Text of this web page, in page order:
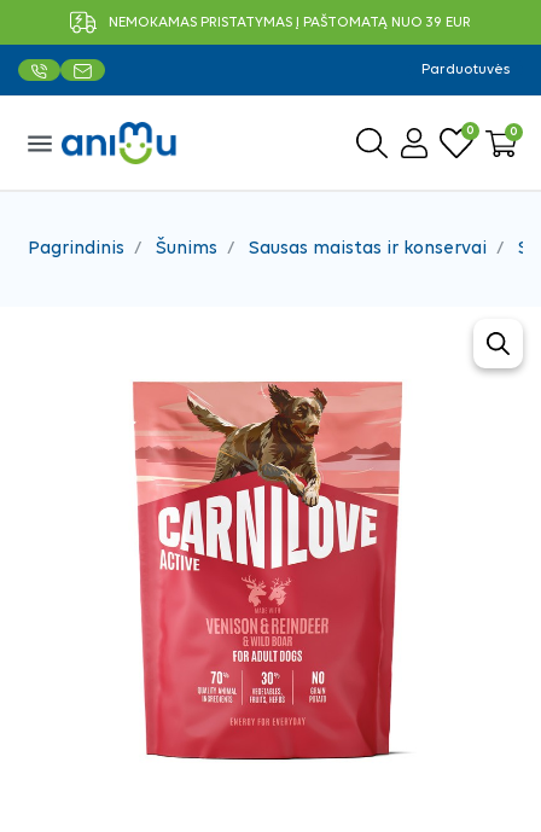
NEMOKAMAS PRISTATYMAS Į PAŠTOMATĄ NUO 39 EUR
Parduotuvės
menu 0 0
Pagrindinis Šunims Sausas maistas ir konservai